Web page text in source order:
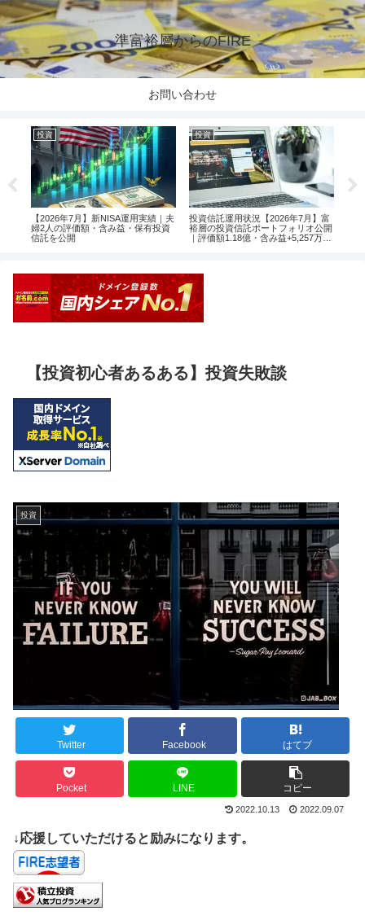
準富裕層からのFIRE
お問い合わせ
投資
【2026年7月】新NISA運用実績｜夫
婦2人の評価額・含み益・保有投資
信託を公開
投資
投資信託運用状況【2026年7月】富
裕層の投資信託ポートフォリオ公開
｜評価額1.18億・含み益+5,257万円
【投資初心者あるある】投資失敗談
投資
Twitter Facebook はてブ
Pocket LINE コピー
2022.10.13 2022.09.07
↓応援していただけると励みになります。